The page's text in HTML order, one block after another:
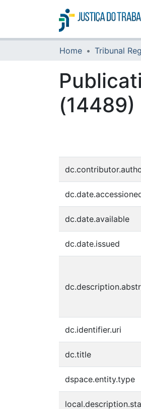
Home
(14489)
dc.date.available
dc.date.issued
dc.identifier.uri
dc.title
dspace.entity.type